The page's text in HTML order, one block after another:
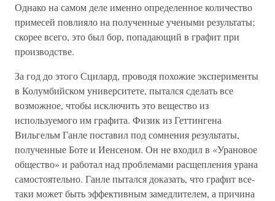
Однако на самом деле именно определенное количество
примесей повлияло на полученные учеными результаты;
скорее всего, это был бор, попадающий в графит при
производстве.
За год до этого Сцилард, проводя похожие эксперименты
в Колумбийском университете, пытался сделать все
возможное, чтобы исключить это вещество из
используемого им графита. Физик из Геттингена
Вильгельм Ганле поставил под сомнения результаты,
полученные Боте и Иенсеном. Он не входил в «Урановое
общество» и работал над проблемами расщепления урана
самостоятельно. Ганле пытался доказать, что графит все-
таки может быть эффективным замедлителем, а причина